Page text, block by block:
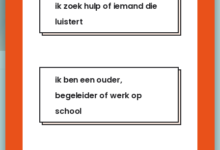
ik zoek hulp of iemand die
luistert
ik ben een ouder,
begeleider of werk op
school